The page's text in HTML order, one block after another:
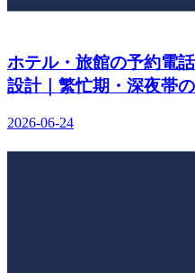
ホテル・旅館の予約電
設計｜繁忙期・深夜帯
2026-06-24